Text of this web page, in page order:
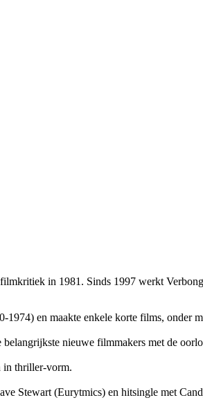
in 1981. Sinds 1997 werkt
1974) en maakte enkele korte films, onder
belangrijkste nieuwe filmmakers met de
in thriller-vorm.
Stewart (Eurytmics) en hitsingle met